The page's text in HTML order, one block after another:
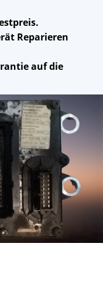
Reparieren
auf die